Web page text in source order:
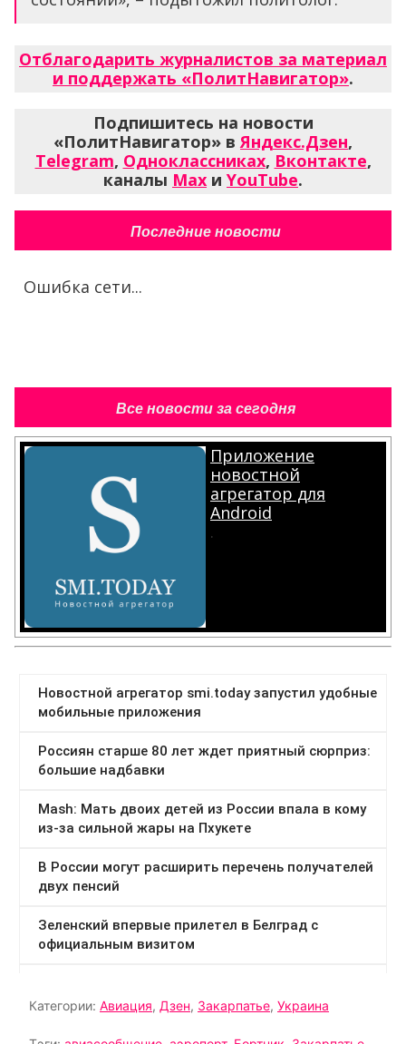
Отблагодарить журналистов за материал
и поддержать «ПолитНавигатор».
Подпишитесь на новости
«ПолитНавигатор» вЯндекс.Дзен,
Telegram, Одноклассниках, Вконтакте,
каналы Max и YouTube.
Последние новости
Ошибка сети...
Все новости за сегодня
Приложение
новостной
агрегатор для
Android
.
Категории: Авиация, Дзен, Закарпатье, Украина